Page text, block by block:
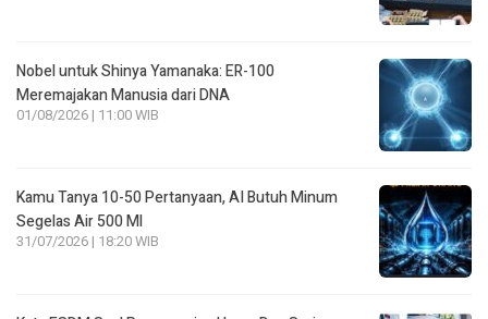
Nobel untuk Shinya Yamanaka: ER-100
Meremajakan Manusia dari DNA
01/08/2026 | 11:00 WIB
Kamu Tanya 10-50 Pertanyaan, AI Butuh Minum
Segelas Air 500 Ml
31/07/2026 | 18:20 WIB